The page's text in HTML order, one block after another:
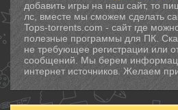
добавить игры на наш сайт, то
лс, вместе мы сможем сделать
Tops-torrents.com - сайт где
полезные программы для ПК.
не требующее регистрации или
сообщений. Мы берем
интернет источников. Желаем